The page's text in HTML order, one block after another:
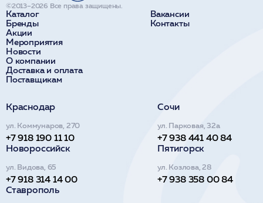
Каталог
Бренды
Акции
Мероприятия
Новости
О компании
Доставка и оплата
Поставщикам
Вакансии
Контакты
©2013–2026 Все права защищены.
Краснодар
ул. Коммунаров, 270
+7 918 190 11 10
Сочи
ул. Парковая, 32а
+7 938 441 40 84
Новороссийск
ул. Видова, 65
+7 918 314 14 00
Пятигорск
ул. Козлова, 28
+7 938 358 00 84
Ставрополь